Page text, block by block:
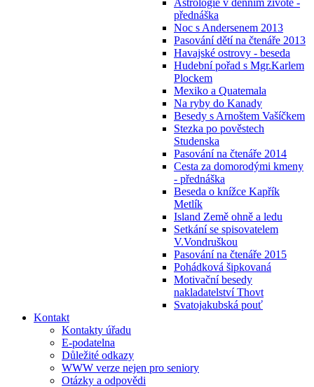
Astrologie v denním životě -
přednáška
Noc s Andersenem 2013
Pasování dětí na čtenáře 2013
Havajské ostrovy - beseda
Hudební pořad s Mgr.Karlem
Plockem
Mexiko a Quatemala
Na ryby do Kanady
Besedy s Arnoštem Vašíčkem
Stezka po pověstech
Studenska
Pasování na čtenáře 2014
Cesta za domorodými kmeny
- přednáška
Beseda o knížce Kapřík
Metlík
Island Země ohně a ledu
Setkání se spisovatelem
V.Vondruškou
Pasování na čtenáře 2015
Pohádková šipkovaná
Motivační besedy
nakladatelství Thovt
Svatojakubská pouť
Kontakt
Kontakty úřadu
E-podatelna
Důležité odkazy
WWW verze nejen pro seniory
Otázky a odpovědi